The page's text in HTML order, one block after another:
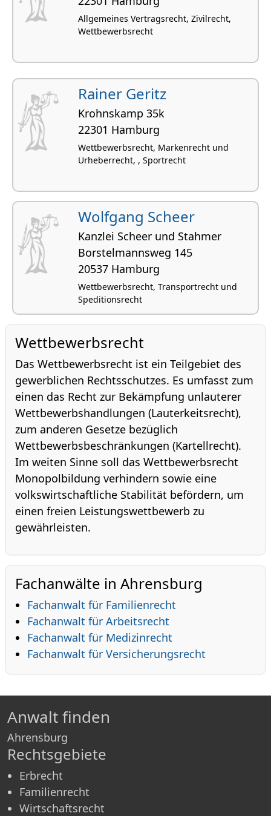
Allgemeines Vertragsrecht, Zivilrecht,
Wettbewerbsrecht
Rainer Geritz
Krohnskamp 35k
22301 Hamburg
Wettbewerbsrecht, Markenrecht und
Urheberrecht, , Sportrecht
Wolfgang Scheer
Kanzlei Scheer und Stahmer
Borstelmannsweg 145
20537 Hamburg
Wettbewerbsrecht, Transportrecht und
Speditionsrecht
Wettbewerbsrecht
Das Wettbewerbsrecht ist ein Teilgebiet des
gewerblichen Rechtsschutzes. Es umfasst zum
einen das Recht zur Bekämpfung unlauterer
Wettbewerbshandlungen (Lauterkeitsrecht),
zum anderen Gesetze bezüglich
Wettbewerbsbeschränkungen (Kartellrecht).
Im weiten Sinne soll das Wettbewerbsrecht
Monopolbildung verhindern sowie eine
volkswirtschaftliche Stabilität befördern, um
einen freien Leistungswettbewerb zu
gewährleisten.
Fachanwälte in Ahrensburg
Fachanwalt für Familienrecht
Fachanwalt für Arbeitsrecht
Fachanwalt für Medizinrecht
Fachanwalt für Versicherungsrecht
Anwalt finden
Ahrensburg
Rechtsgebiete
Erbrecht
Familienrecht
Wirtschaftsrecht